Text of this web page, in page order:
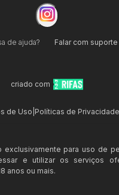
de ajuda? Falar com suporte
criado com
de Uso Políticas de Privacidade
exclusivamente para uso de
e utilizar os serviços
anos ou mais.